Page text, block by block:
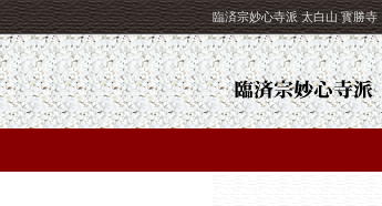
臨済宗妙心寺派 太白山 寳勝寺